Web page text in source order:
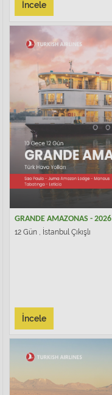
İncele
GRANDE AMAZONAS - 2026
12 Gün , İstanbul Çıkışlı
İncele